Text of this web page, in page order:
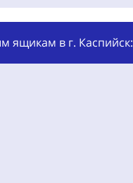
ящикам в г. Каспийск: